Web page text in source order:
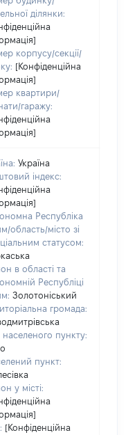
ділянки:
корпусу/секції/
[Конфіденційна
квартири/
гаражу:
Україна
індекс:
Республіка
область/місто зі
статусом:
в області та
Республіці
Золотоніський
громада:
населеного пункту:
пункт:
у місті:
[Конфіденційна